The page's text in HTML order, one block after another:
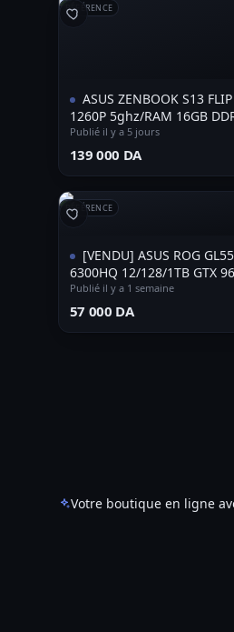
RÉFÉRENCE
ASUS ZENBOOK S13 FLIP OLED/I7-
1260P 5ghz/RAM 16GB
SSD/ECRAN 13.3 2.5K OLED
TACTILE 90HZ
Publié il y a 5 jours
⁦139 000 DA⁩
RÉFÉRENCE
[VENDU] ASUS ROG
6300HQ 12/
Publié il y a 1 semaine
⁦57 000 DA⁩
Votre boutique en ligne